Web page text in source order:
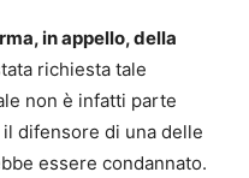
in appello, della
richiesta tale
non è infatti parte
difensore di una delle
essere condannato.